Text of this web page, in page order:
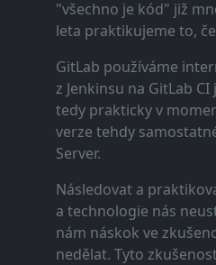
"všechno je kód" již
leta praktikujeme to,
GitLab používáme
z Jenkinsu na GitLab
tedy prakticky v
verze tehdy
Server.
Následovat a
a technologie nás
nám náskok ve
nedělat. Tyto